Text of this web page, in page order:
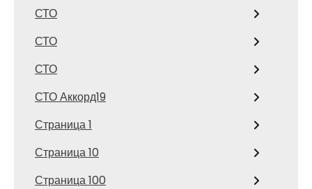
СТО
СТО
СТО
СТО Аккорд19
Страница 1
Страница 10
Страница 100